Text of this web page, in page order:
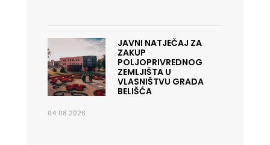
JAVNI NATJEČAJ ZA
ZAKUP
POLJOPRIVREDNOG
ZEMLJIŠTA U
VLASNIŠTVU GRADA
BELIŠĆA
04.08.2026.